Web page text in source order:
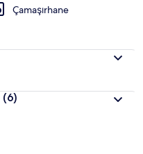
Çamaşırhane
(6)